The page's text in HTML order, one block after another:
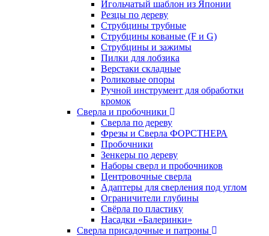
Игольчатый шаблон из Японии
Резцы по дереву
Струбцины трубные
Струбцины кованые (F и G)
Струбцины и зажимы
Пилки для лобзика
Верстаки складные
Роликовые опоры
Ручной инструмент для обработки
кромок
Сверла и пробочники
Сверла по дереву
Фрезы и Сверла ФОРСТНЕРА
Пробочники
Зенкеры по дереву
Наборы сверл и пробочников
Центровочные сверла
Адаптеры для сверления под углом
Ограничители глубины
Свёрла по пластику
Насадки «Балеринки»
Сверла присадочные и патроны